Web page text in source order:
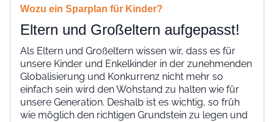
Wozu ein Sparplan für Kinder?
Eltern und Großeltern aufgepasst!
Als Eltern und Großeltern wissen wir, dass es für
unsere Kinder und Enkelkinder in der zunehmenden
Globalisierung und Konkurrenz nicht mehr so
einfach sein wird den Wohstand zu halten wie für
unsere Generation. Deshalb ist es wichtig, so früh
wie möglich den richtigen Grundstein zu legen und